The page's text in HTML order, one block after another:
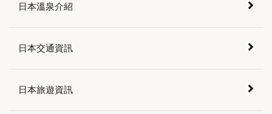
日本溫泉介紹
日本交通資訊
日本旅遊資訊